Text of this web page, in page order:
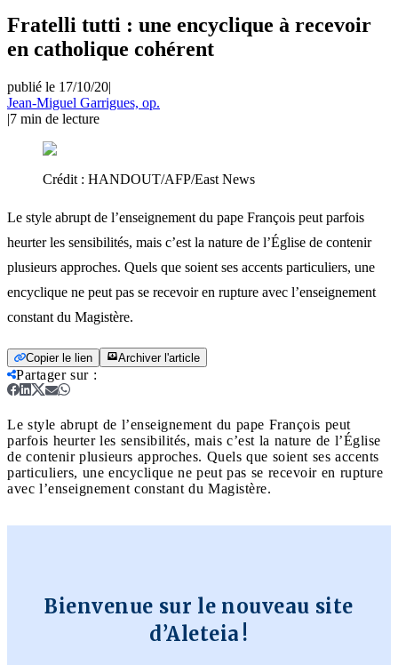
Fratelli tutti : une encyclique à recevoir
en catholique cohérent
publié le 17/10/20|
Jean-Miguel Garrigues, op.
|7 min de lecture
Crédit : HANDOUT/AFP/East News
Le style abrupt de l’enseignement du pape François peut parfois
heurter les sensibilités, mais c’est la nature de l’Église de contenir
plusieurs approches. Quels que soient ses accents particuliers, une
encyclique ne peut pas se recevoir en rupture avec l’enseignement
constant du Magistère.
Copier le lien Archiver l'article
Partager sur:
Le style abrupt de l’enseignement du pape François peut
parfois heurter les sensibilités, mais c’est la nature de l’Église
de contenir plusieurs approches. Quels que soient ses accents
particuliers, une encyclique ne peut pas se recevoir en rupture
avec l’enseignement constant du Magistère.
Bienvenue sur le nouveau site
d’Aleteia !